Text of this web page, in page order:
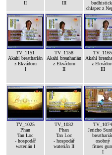
II III
chlapec z
TV_1151
Akahi breatharián
z Ekvádoru
I
TV_1158
Akahi breatharián
z Ekvádoru
II
TV_1165
Akahi
z
III
TV_1025
Phan
Tan Loc
- hospodář
waterián I
TV_1032
Phan
Tan Loc
- hospodář
waterián II
TV_1074
Jericho
osobný
fitnes
I